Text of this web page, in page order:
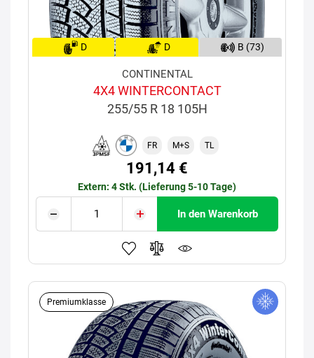
D D B (73)
CONTINENTAL
4X4 WINTERCONTACT
255/55 R 18 105H
FR M+S TL
191,14 €
Extern: 4 Stk. (Lieferung 5-10 Tage)
In den Warenkorb
Premiumklasse